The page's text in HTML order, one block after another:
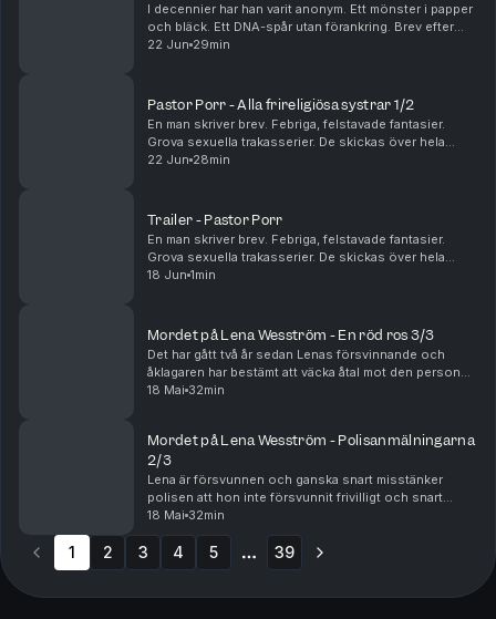
I decennier har han varit anonym. Ett mönster i papper
och bläck. Ett DNA-spår utan förankring. Brev efter
brev. År efter år. Tyst, men ihärdigt. När polisen till slut
22 Jun 29min
Pastor Porr - Alla frireligiösa systrar 1/2
En man skriver brev. Febriga, felstavade fantasier.
Grova sexuella trakasserier. De skickas över hela
landet till unga kvinnor i kyrkan. Alltid riktade. Alltid
22 Jun 28min
Trailer - Pastor Porr
En man skriver brev. Febriga, felstavade fantasier.
Grova sexuella trakasserier. De skickas över hela
landet till unga kvinnor i kyrkan. Alltid riktade. Alltid
18 Jun 1min
Mordet på Lena Wesström - En röd ros 3/3
Det har gått två år sedan Lenas försvinnande och
åklagaren har bestämt att väcka åtal mot den person
som är huvudmisstänkt - den trevliga mannen i
18 Mai 32min
Mordet på Lena Wesström - Polisanmälningarna
2/3
Lena är försvunnen och ganska snart misstänker
polisen att hon inte försvunnit frivilligt och snart
kommer tips som får polisen att börja leta i sina egna
register. Samtidigt pekar vittnenas berättels...
18 Mai 32min
1 2 3 4 5 39